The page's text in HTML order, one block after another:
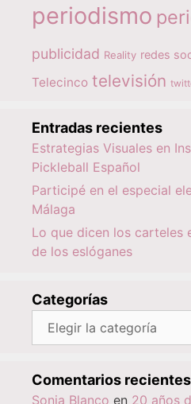
periodismo
publicidad Reality redes
Telecinco televisión
Entradas recientes
Estrategias Visuales en
Pickleball Español
Participé en el especial
Málaga
Lo que dicen los carteles
de los eslóganes
Categorías
Comentarios recientes
Sonia Blanco en 20 años